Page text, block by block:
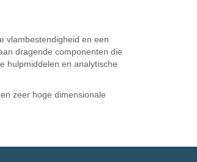
vlambestendigheid en een
dragende componenten die
hulpmiddelen en analytische
zeer hoge dimensionale